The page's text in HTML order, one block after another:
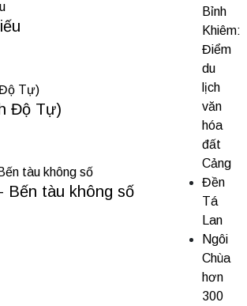
Độ Tự)
Bến tàu không số
Bỉnh
Khiêm:
Điểm
du
lịch
văn
hóa
đất
Cảng
Đền
Tá
Lan
Ngôi
Chùa
hơn
300